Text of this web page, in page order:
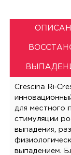
Crescina Ri-
для местного
стимуляции
выпадения,
выпадением.